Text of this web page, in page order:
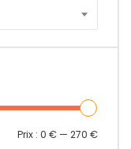
Prix : 0 € — 270 €